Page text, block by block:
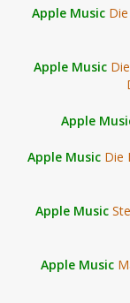
Apple Music
Apple Music
Apple
Apple Music Die
Apple Music
Apple Music